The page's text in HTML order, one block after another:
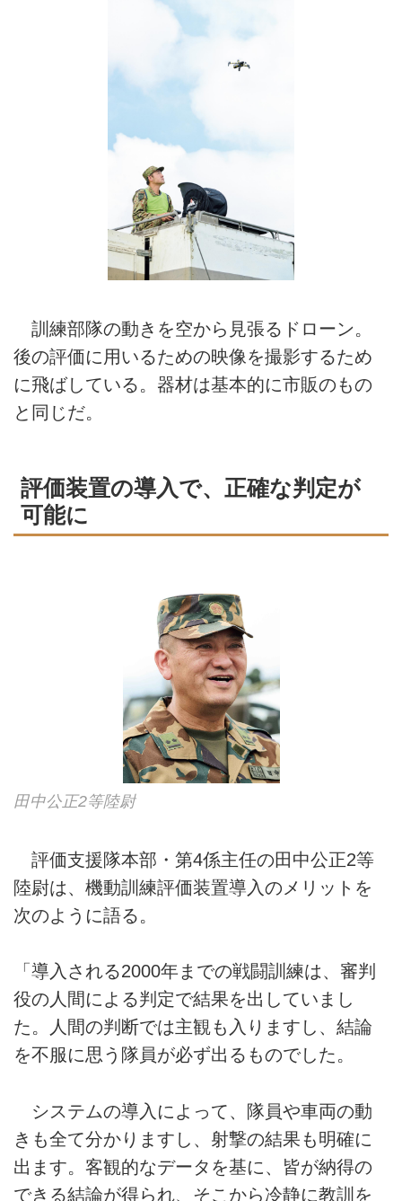
訓練部隊の動きを空から見張るドローン。
後の評価に用いるための映像を撮影するため
に飛ばしている。器材は基本的に市販のもの
と同じだ。
評価装置の導入で、正確な判定が
可能に
田中公正2等陸尉
評価支援隊本部・第4係主任の田中公正2等
陸尉は、機動訓練評価装置導入のメリットを
次のように語る。
「導入される2000年までの戦闘訓練は、審判
役の人間による判定で結果を出していまし
た。人間の判断では主観も入りますし、結論
を不服に思う隊員が必ず出るものでした。
システムの導入によって、隊員や車両の動
きも全て分かりますし、射撃の結果も明確に
出ます。客観的なデータを基に、皆が納得の
できる結論が得られ、そこから冷静に教訓を